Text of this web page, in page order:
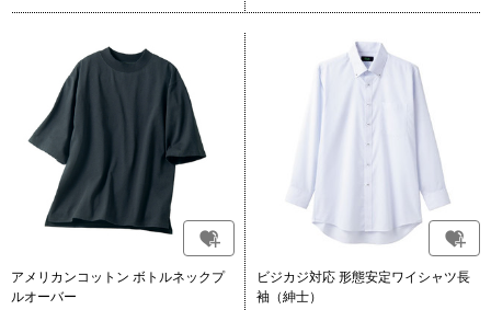
アメリカンコットン ボトルネックプ
ルオーバー
ビジカジ対応 形態安定ワイシャツ長
袖（紳士）